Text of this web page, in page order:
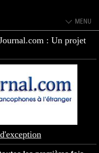
: Un projet